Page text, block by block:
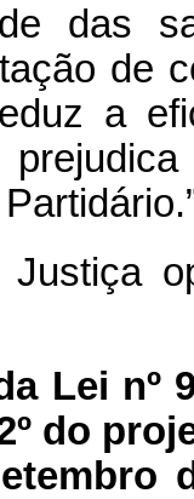
das
de
a
Lei nº
do